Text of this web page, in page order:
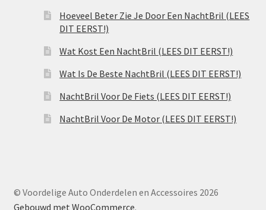
Hoeveel Beter Zie Je Door Een NachtBril (LEES
DIT EERST!)
Wat Kost Een NachtBril (LEES DIT EERST!)
Wat Is De Beste NachtBril (LEES DIT EERST!)
NachtBril Voor De Fiets (LEES DIT EERST!)
NachtBril Voor De Motor (LEES DIT EERST!)
© Voordelige Auto Onderdelen en Accessoires 2026
Gebouwd met WooCommerce.